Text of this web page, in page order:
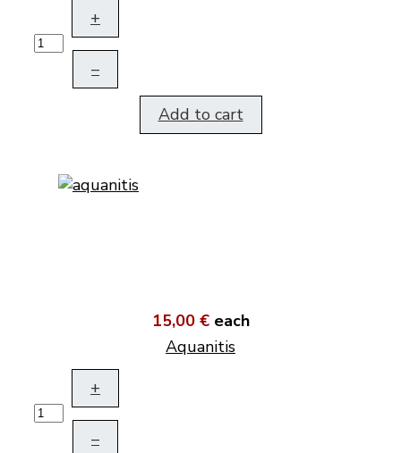
+
–
Add to cart
15,00 € each
Aquanitis
+
–